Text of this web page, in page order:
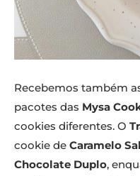
Recebemos também
pacotes das Mysa
cookies diferentes. O
cookie de Caramelo
Chocolate Duplo,